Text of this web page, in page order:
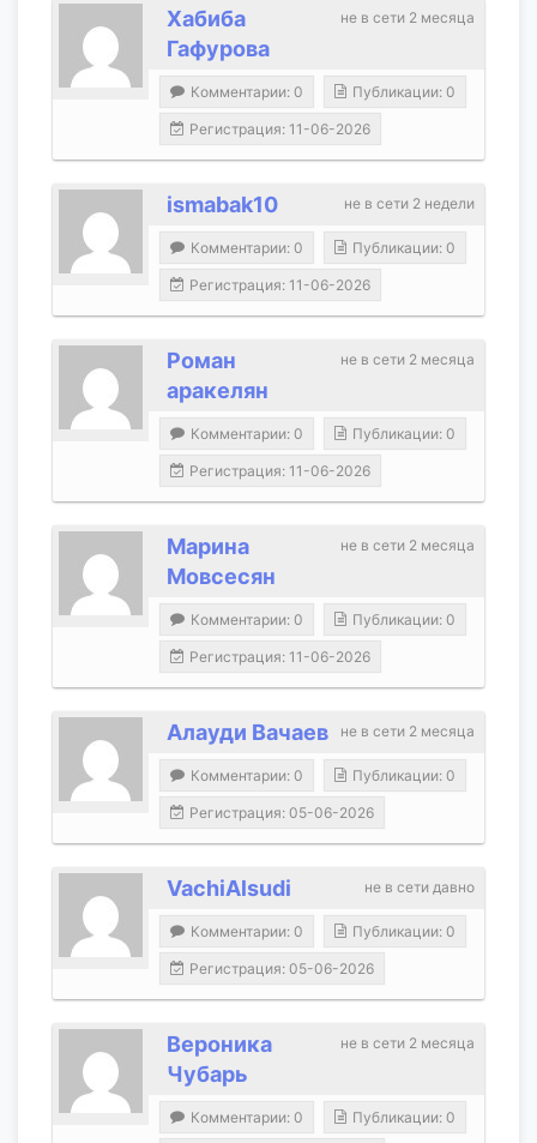
не в сети 2 месяца
Хабиба
Гафурова
Комментарии: 0 Публикации: 0
Регистрация: 11-06-2026
не в сети 2 недели
ismabak10
Комментарии: 0 Публикации: 0
Регистрация: 11-06-2026
не в сети 2 месяца
Роман
аракелян
Комментарии: 0 Публикации: 0
Регистрация: 11-06-2026
не в сети 2 месяца
Марина
Мовсесян
Комментарии: 0 Публикации: 0
Регистрация: 11-06-2026
не в сети 2 месяца
Алауди Вачаев
Комментарии: 0 Публикации: 0
Регистрация: 05-06-2026
не в сети давно
VachiAlsudi
Комментарии: 0 Публикации: 0
Регистрация: 05-06-2026
не в сети 2 месяца
Вероника
Чубарь
Комментарии: 0 Публикации: 0